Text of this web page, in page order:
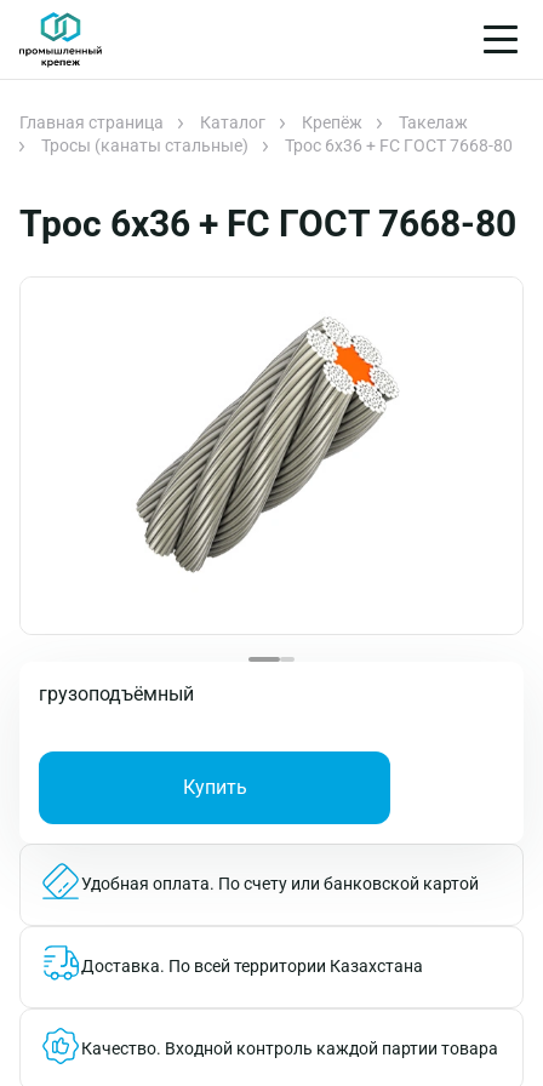
Главная страница Каталог Крепёж
Такелаж
Тросы (канаты стальные)
Трос 6х36 + FC ГОСТ 7668-80
Трос 6х36 + FC ГОСТ 7668-80
грузоподъёмный
Купить
Удобная оплата. По счету или банковской картой
Доставка. По всей территории Казахстана
Качество. Входной контроль каждой партии товара